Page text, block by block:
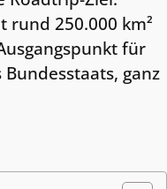
rund 250.000 km²
für
ganz